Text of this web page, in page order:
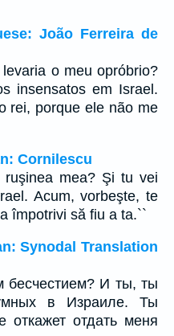
João Ferreira de
o meu opróbrio?
insensatos em Israel.
rei, porque ele não me
Cornilescu
mea? Şi tu vei
Acum, vorbeşte, te
împotrivi să fiu a ta.``
Synodal Translation
бесчестием? И ты, ты
в Израиле. Ты
откажет отдать меня